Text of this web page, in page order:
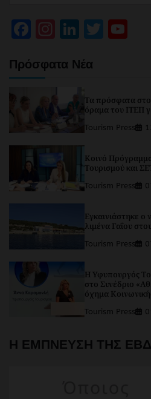
Facebook
Instagram
LinkedIn
Πρόσφατα Νέα
Τα πρόσφατα
όραμα του ΙΤΕΠ
Tourism Press
Κοινό
Τουρισμού και
Tourism Press
Εγκαινιάστηκε ο
λιμένα Γαΐου
Tourism Press
Η Υφυπουργός
στο Συνέδριο
όχημα
Tourism Press
Η ΕΜΠΝΕΥΣΗ ΤΗΣ